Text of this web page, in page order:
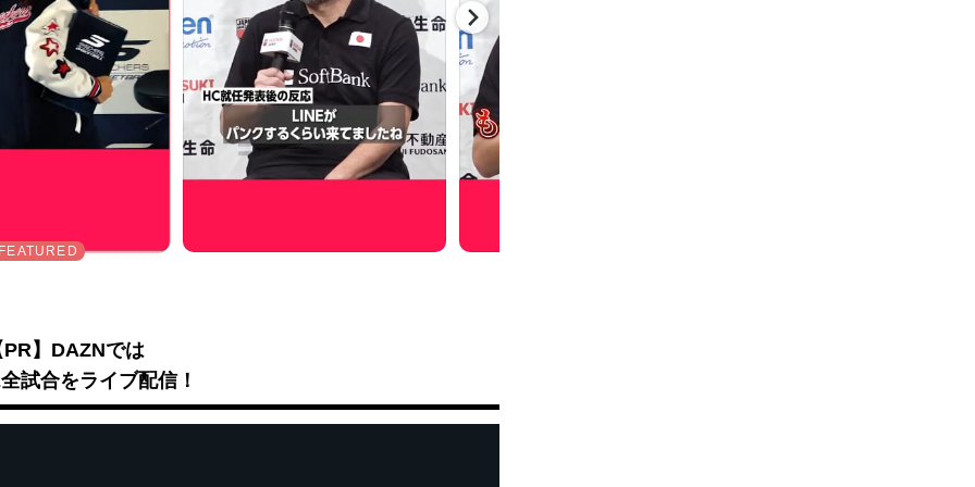
PR】DAZNでは
試合をライブ配信！